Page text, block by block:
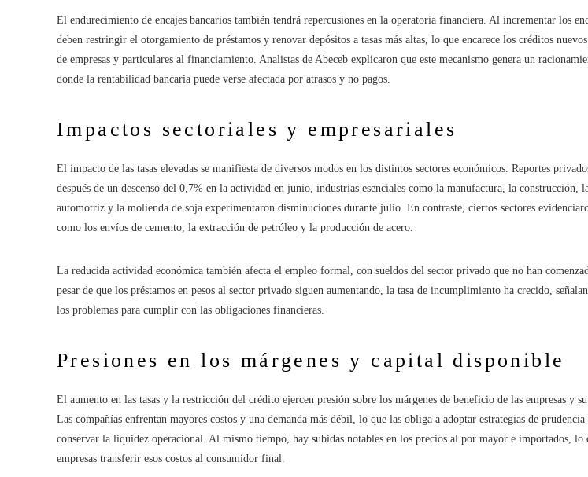
El endurecimiento de encajes bancarios también tendrá repercusiones en la operatoria financiera. Al incrementar los
deben restringir el otorgamiento de préstamos y renovar depósitos a tasas más altas, lo que encarece los créditos
de empresas y particulares al financiamiento. Analistas de Abeceb explicaron que este mecanismo genera un
donde la rentabilidad bancaria puede verse afectada por atrasos y no pagos.
Impactos sectoriales y empresariales
El impacto de las tasas elevadas se manifiesta de diversos modos en los distintos sectores económicos. Reportes
después de un descenso del 0,7% en la actividad en junio, industrias esenciales como la manufactura, la construcción,
automotriz y la molienda de soja experimentaron disminuciones durante julio. En contraste, ciertos sectores
como los envíos de cemento, la extracción de petróleo y la producción de acero.
La reducida actividad económica también afecta el empleo formal, con sueldos del sector privado que no han
pesar de que los préstamos en pesos al sector privado siguen aumentando, la tasa de incumplimiento ha crecido,
los problemas para cumplir con las obligaciones financieras.
Presiones en los márgenes y capital disponible
El aumento en las tasas y la restricción del crédito ejercen presión sobre los márgenes de beneficio de las empresas y
Las compañías enfrentan mayores costos y una demanda más débil, lo que las obliga a adoptar estrategias de
conservar la liquidez operacional. Al mismo tiempo, hay subidas notables en los precios al por mayor e importados, lo
empresas transferir esos costos al consumidor final.